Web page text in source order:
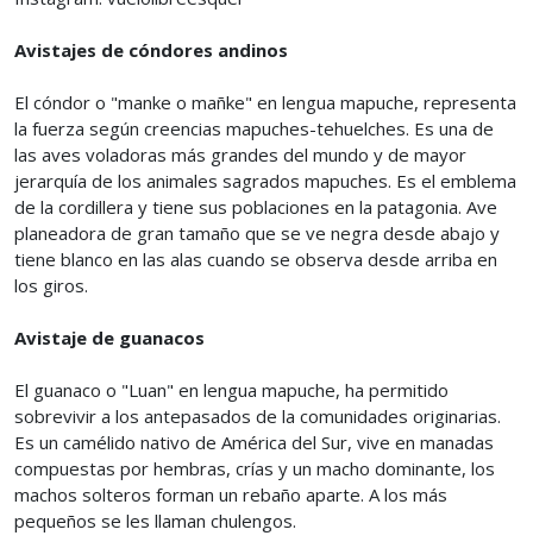
Avistajes de cóndores andinos
El cóndor o "manke o mañke" en lengua mapuche, representa
la fuerza según creencias mapuches-tehuelches. Es una de
las aves voladoras más grandes del mundo y de mayor
jerarquía de los animales sagrados mapuches. Es el emblema
de la cordillera y tiene sus poblaciones en la patagonia. Ave
planeadora de gran tamaño que se ve negra desde abajo y
tiene blanco en las alas cuando se observa desde arriba en
los giros.
Avistaje de guanacos
El guanaco o "Luan" en lengua mapuche, ha permitido
sobrevivir a los antepasados de la comunidades originarias.
Es un camélido nativo de América del Sur, vive en manadas
compuestas por hembras, crías y un macho dominante, los
machos solteros forman un rebaño aparte. A los más
pequeños se les llaman chulengos.